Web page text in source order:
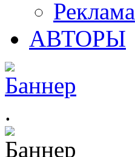
Реклама
АВТОРЫ
.